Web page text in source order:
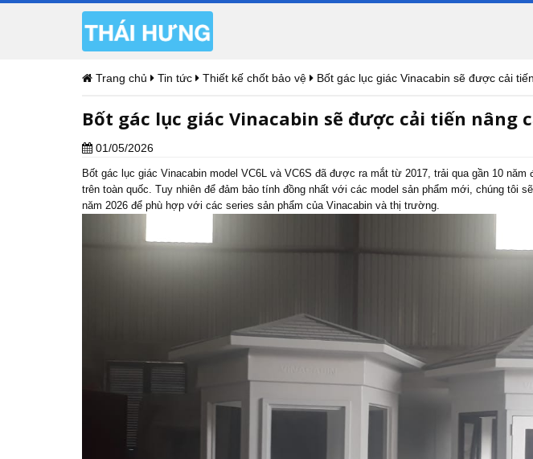
Trang chủ Tin tức Thiết kế chốt bảo vệ Bốt gác lục giác Vinacabin sẽ được cải
Bốt gác lục giác Vinacabin sẽ được cải tiến nâng
01/05/2026
Bốt gác lục giác Vinacabin model VC6L và VC6S đã được ra mắt từ 2017, trải qua gần 10
trên toàn quốc. Tuy nhiên để đảm bảo tính đồng nhất với các model sản phẩm mới, chúng tôi
năm 2026 để phù hợp với các series sản phẩm của Vinacabin và thị trường.